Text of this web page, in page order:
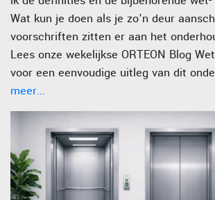
Wat kun je doen als je zo'n deur
voorschriften zitten er aan het
Lees onze wekelijkse ORTEON Blog
voor een eenvoudige uitleg van dit
meer...